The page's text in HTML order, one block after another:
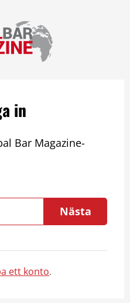
in
Bar Magazine-
Nästa
ett konto.